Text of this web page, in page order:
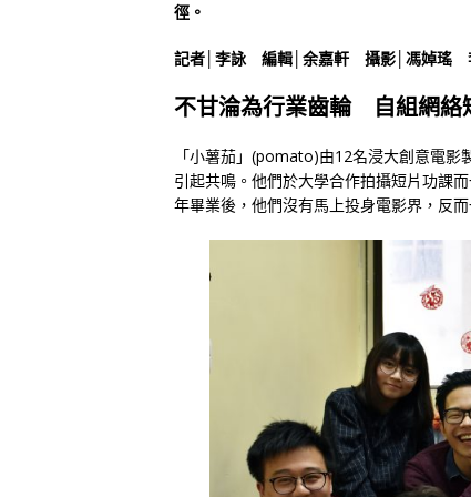
徑。
記者│李詠 編輯│余嘉軒 攝影│馮婥瑤
不甘淪為行業齒輪 自組網絡
「小薯茄」(pomato)由12名浸大創意電
引起共鳴。他們於大學合作拍攝短片功課
年畢業後，他們沒有馬上投身電影界，反